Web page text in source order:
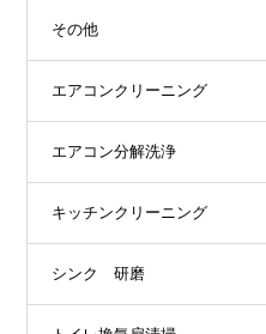
その他
エアコンクリーニング
エアコン分解洗浄
キッチンクリーニング
シンク 研磨